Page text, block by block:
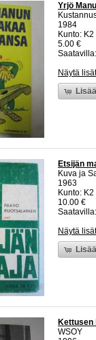
Yrjö
1984
Kunto:
5.00 €
Näytä
Etsijän
Kuva ja
1963
Kunto:
10.00 €
Näytä
Kettusen
WSOY